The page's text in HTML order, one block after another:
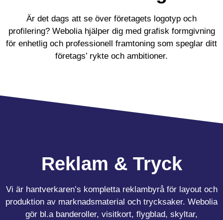
Är det dags att se över företagets logotyp och
profilering? Webolia hjälper dig med grafisk formgivning
för enhetlig och professionell framtoning som speglar ditt
företags’ rykte och ambitioner.
Reklam & Tryck
Vi är hantverkaren’s kompletta reklambyrå för layout och
produktion av marknadsmaterial och trycksaker. Webolia
gör bl.a banderoller, visitkort, flygblad, skyltar,